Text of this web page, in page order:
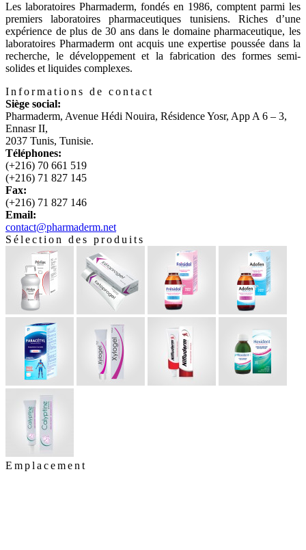
Les laboratoires Pharmaderm, fondés en 1986, comptent parmi les
premiers laboratoires pharmaceutiques tunisiens. Riches d’une
expérience de plus de 30 ans dans le domaine pharmaceutique, les
laboratoires Pharmaderm ont acquis une expertise poussée dans la
recherche, le développement et la fabrication des formes semi-
solides et liquides complexes.
Informations de contact
Siège social:
Pharmaderm, Avenue Hédi Nouira, Résidence Yosr, App A 6 – 3,
Ennasr II,
2037 Tunis, Tunisie.
Téléphones:
(+216) 70 661 519
(+216) 71 827 145
Fax:
(+216) 71 827 146
Email:
contact@pharmaderm.net
Sélection des produits
Emplacement